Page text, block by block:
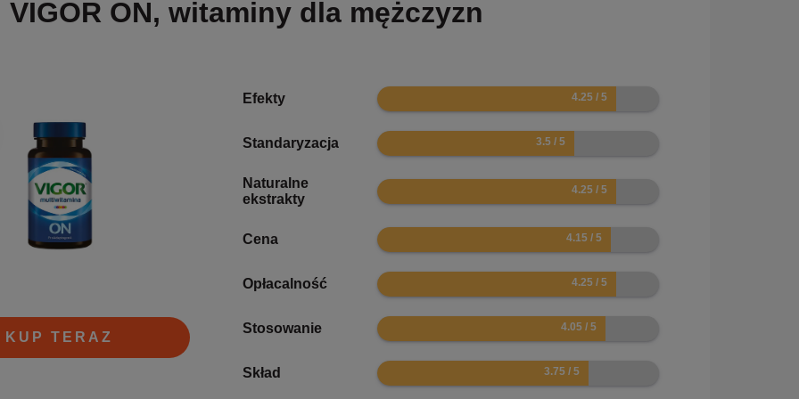
VIGOR ON, witaminy dla mężczyzn
KUP TERAZ
Efekty 8.5
Standaryzacja 7
Naturalne
ekstrakty
8.5
Cena 8.3
Opłacalność 8.5
Stosowanie 8.1
Skład 7.5